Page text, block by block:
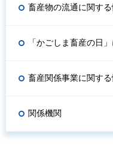
畜産物の流通に関す
「かごしま畜産の日
畜産関係事業に関す
関係機関